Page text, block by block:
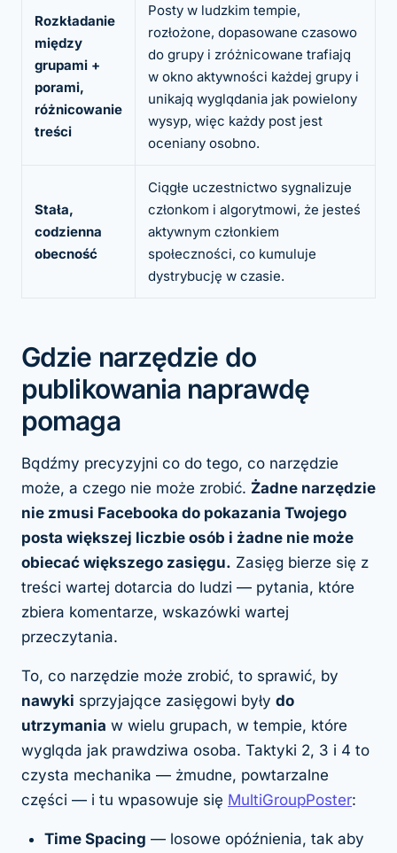
Rozkładanie
między
grupami +
porami,
różnicowanie
treści
Posty w ludzkim tempie,
rozłożone, dopasowane czasowo
do grupy i zróżnicowane trafiają
w okno aktywności każdej grupy i
unikają wyglądania jak powielony
wysyp, więc każdy post jest
oceniany osobno.
Stała,
codzienna
obecność
Ciągłe uczestnictwo sygnalizuje
członkom i algorytmowi, że jesteś
aktywnym członkiem
społeczności, co kumuluje
dystrybucję w czasie.
Gdzie narzędzie do
publikowania naprawdę
pomaga
Bądźmy precyzyjni co do tego, co narzędzie
może, a czego nie może zrobić. Żadne narzędzie
nie zmusi Facebooka do pokazania Twojego
posta większej liczbie osób i żadne nie może
obiecać większego zasięgu. Zasięg bierze się z
treści wartej dotarcia do ludzi — pytania, które
zbiera komentarze, wskazówki wartej
przeczytania.
To, co narzędzie może zrobić, to sprawić, by
nawyki sprzyjające zasięgowi były do
utrzymania w wielu grupach, w tempie, które
wygląda jak prawdziwa osoba. Taktyki 2, 3 i 4 to
czysta mechanika — żmudne, powtarzalne
części — i tu wpasowuje się MultiGroupPoster:
Time Spacing — losowe opóźnienia, tak aby